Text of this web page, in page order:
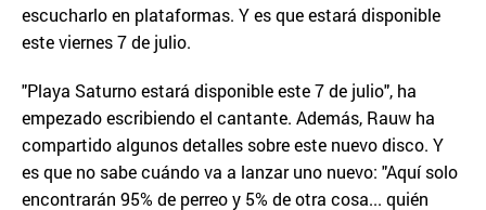
escucharlo en plataformas. Y es que estará disponible
este viernes 7 de julio.
"Playa Saturno estará disponible este 7 de julio", ha
empezado escribiendo el cantante. Además, Rauw ha
compartido algunos detalles sobre este nuevo disco. Y
es que no sabe cuándo va a lanzar uno nuevo: "Aquí solo
encontrarán 95% de perreo y 5% de otra cosa... quién